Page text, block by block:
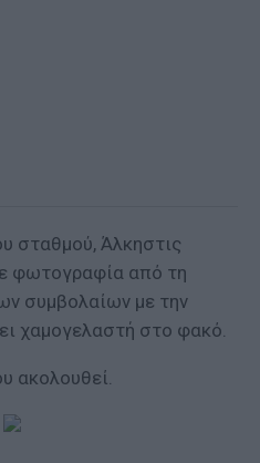
σταθμού, Άλκηστις
φωτογραφία από τη
συμβολαίων με την
χαμογελαστή στο φακό.
ακολουθεί.